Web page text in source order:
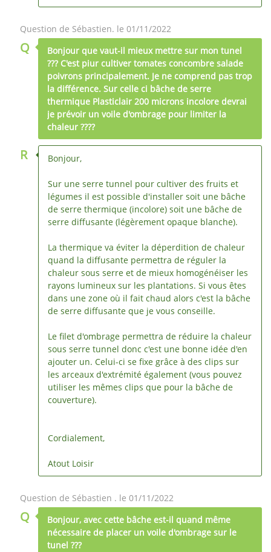
Question de Sébastien. le 01/11/2022
Q
Bonjour que vaut-il mieux mettre sur mon tunel
??? C'est piur cultiver tomates concombre salade
poivrons principalement. Je ne comprend pas trop
la différence. Sur celle ci bâche de serre
thermique Plasticlair 200 microns incolore devrai
je prévoir un voile d'ombrage pour limiter la
chaleur ????
R Bonjour,
Sur une serre tunnel pour cultiver des fruits et
légumes il est possible d'installer soit une bâche
de serre thermique (incolore) soit une bâche de
serre diffusante (légèrement opaque blanche).
La thermique va éviter la déperdition de chaleur
quand la diffusante permettra de réguler la
chaleur sous serre et de mieux homogénéiser les
rayons lumineux sur les plantations. Si vous êtes
dans une zone où il fait chaud alors c'est la bâche
de serre diffusante que je vous conseille.
Le filet d'ombrage permettra de réduire la chaleur
sous serre tunnel donc c'est une bonne idée d'en
ajouter un. Celui-ci se fixe grâce à des clips sur
les arceaux d'extrémité également (vous pouvez
utiliser les mêmes clips que pour la bâche de
couverture).
Cordialement,
Atout Loisir
Question de Sébastien . le 01/11/2022
Q
Bonjour, avec cette bâche est-il quand même
nécessaire de placer un voile d'ombrage sur le
tunel ???